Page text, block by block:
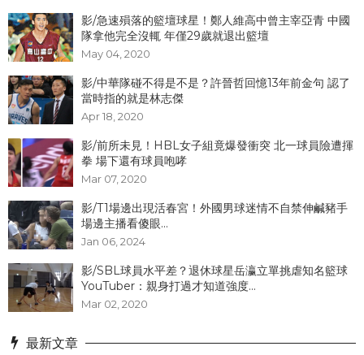
影/急速殞落的籃壇球星！鄭人維高中曾主宰亞青 中國
隊拿他完全沒輒 年僅29歲就退出籃壇
May 04, 2020
影/中華隊碰不得是不是？許晉哲回憶13年前金句 認了
當時指的就是林志傑
Apr 18, 2020
影/前所未見！HBL女子組竟爆發衝突 北一球員險遭揮
拳 場下還有球員咆哮
Mar 07, 2020
影/T1場邊出現活春宮！外國男球迷情不自禁伸鹹豬手
場邊主播看傻眼...
Jan 06, 2024
影/SBL球員水平差？退休球星岳瀛立單挑虐知名籃球
YouTuber：親身打過才知道強度...
Mar 02, 2020
最新文章